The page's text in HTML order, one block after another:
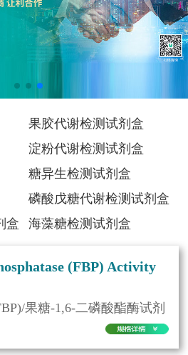
果胶代谢检测试剂盒
淀粉代谢检测试剂盒
糖异生检测试剂盒
磷酸戊糖代谢检测试剂盒
盒
海藻糖检测试剂盒
(FBP) Activity
果糖-1,6-二磷酸酯酶试剂